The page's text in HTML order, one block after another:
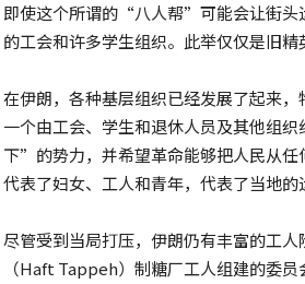
即使这个所谓的“八人帮”可能会让街头
的工会和许多学生组织。此举仅仅是旧
在伊朗，各种基层组织已经发展了起来
一个由工会、学生和退休人员及其他组
下”的势力，并希望革命能够把人民从
代表了妇女、工人和青年，代表了当地
尽管受到当局打压，伊朗仍有丰富的工
（Haft Tappeh）制糖厂工人组建的委